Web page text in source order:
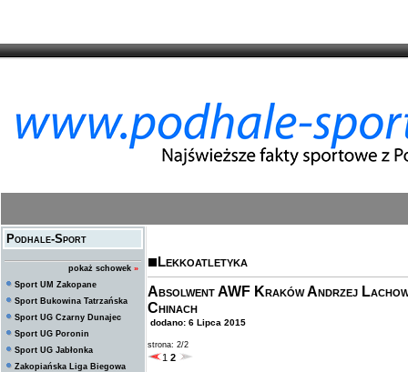
Podhale-Sport
pokaż schowek »
Sport UM Zakopane
Sport Bukowina Tatrzańska
Sport UG Czarny Dunajec
Sport UG Poronin
Sport UG Jabłonka
Zakopiańska Liga Biegowa
Lekkoatletyka
Absolwent AWF Kraków Andrzej
Chinach
dodano: 6 Lipca 2015
strona: 2/2
1 2